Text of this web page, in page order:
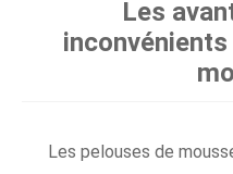
Les
Les pelouses de